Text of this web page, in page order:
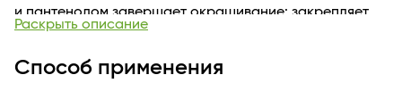
и пантенолом завершает окрашивание: закрепляет
цвет, увлажняет и питает, делает волос гладким и
Раскрыть описание
Способ применения